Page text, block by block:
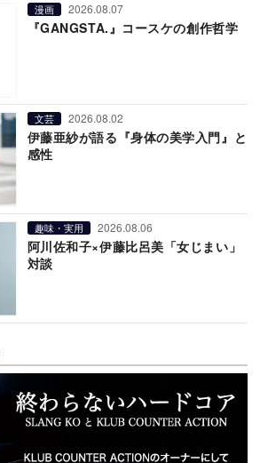
漫画 2026.08.07
『GANGSTA.』コースケの創作哲学
文芸 2026.08.02
伊藤亜紗が語る『身体の美学入門』と
感性
趣味・実用 2026.08.06
阿川佐和子×伊藤比呂美「女じまい」
対談